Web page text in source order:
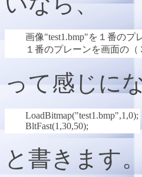
画像"test1.bmp"を１番のプレ
１番のプレーンを画面の（
って感じに
LoadBitmap("test1.bmp",1,0);
BltFast(1,30,50);
と書きます